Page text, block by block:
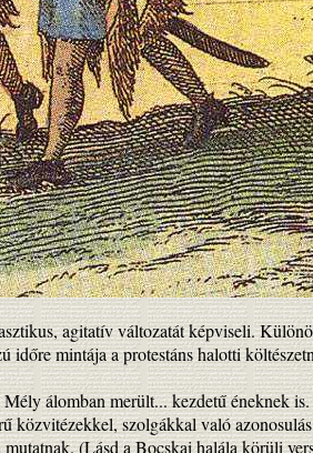
agitatív változatát képviseli.
mintája a protestáns halotti
álomban merült... kezdetű éneknek
közvitézekkel, szolgákkal való
(Lásd a Bocskai halála körüli